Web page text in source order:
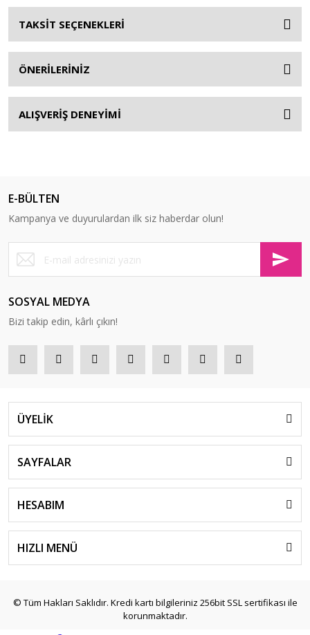
TAKSİT SEÇENEKLERİ
ÖNERİLERİNİZ
ALIŞVERİŞ DENEYİMİ
E-BÜLTEN
Kampanya ve duyurulardan ilk siz haberdar olun!
SOSYAL MEDYA
Bizi takip edin, kârlı çıkın!
ÜYELİK
SAYFALAR
HESABIM
HIZLI MENÜ
© Tüm Hakları Saklıdır. Kredi kartı bilgileriniz 256bit SSL sertifikası ile
korunmaktadır.